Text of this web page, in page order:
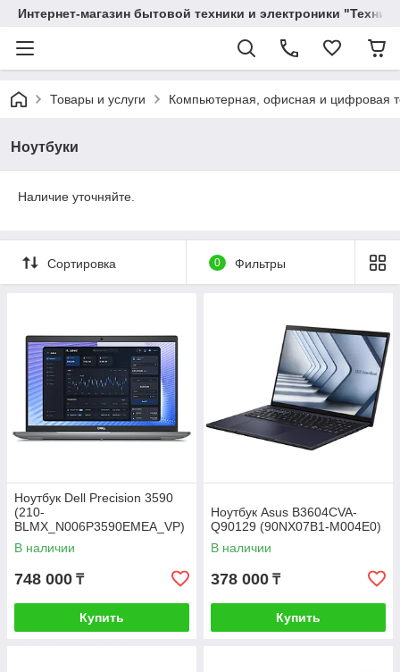
Интернет-магазин бытовой техники и электроники
Товары и услуги Компьютерная, офисная и цифровая
Ноутбуки
Наличие уточняйте.
Сортировка 0 Фильтры
Ноутбук Dell Precision 3590
(210-
BLMX_N006P3590EMEA_VP)
В наличии
748 000 ₸
Купить
Ноутбук Asus B3604CVA-
Q90129 (90NX07B1-M004E0)
В наличии
378 000 ₸
Купить